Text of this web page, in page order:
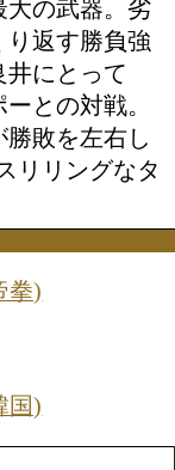
え撃つ注
パンチを
、強烈な
を奪って
をかけな
握してい
の奈良井
が最大の
っくり返
奈良井に
スポーと
きが勝敗